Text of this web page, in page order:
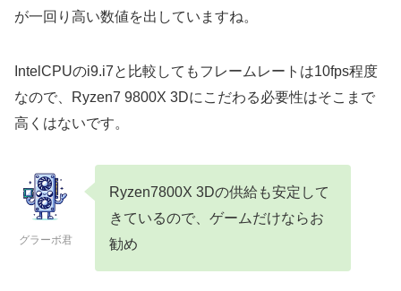
が一回り高い数値を出していますね。
IntelCPUのi9.i7と比較してもフレームレートは10fps程度
なので、Ryzen7 9800X 3Dにこだわる必要性はそこまで
高くはないです。
グラーボ君
Ryzen7800X 3Dの供給も安定して
きているので、ゲームだけならお
勧め